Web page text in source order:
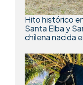
Hito histórico
Santa Elba y
chilena nacida